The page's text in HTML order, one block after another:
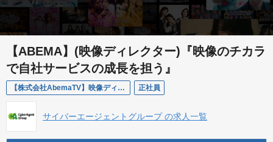
【ABEMA】(映像ディレクター)『映像のチカラ
で自社サービスの成長を担う』
【株式会社AbemaTV】映像ディレクター 正社員
サイバーエージェントグループ の求人一覧